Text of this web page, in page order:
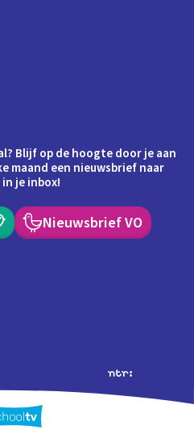
Blijf op de hoogte door je aan
maand een nieuwsbrief naar
je inbox!
Nieuwsbrief VO